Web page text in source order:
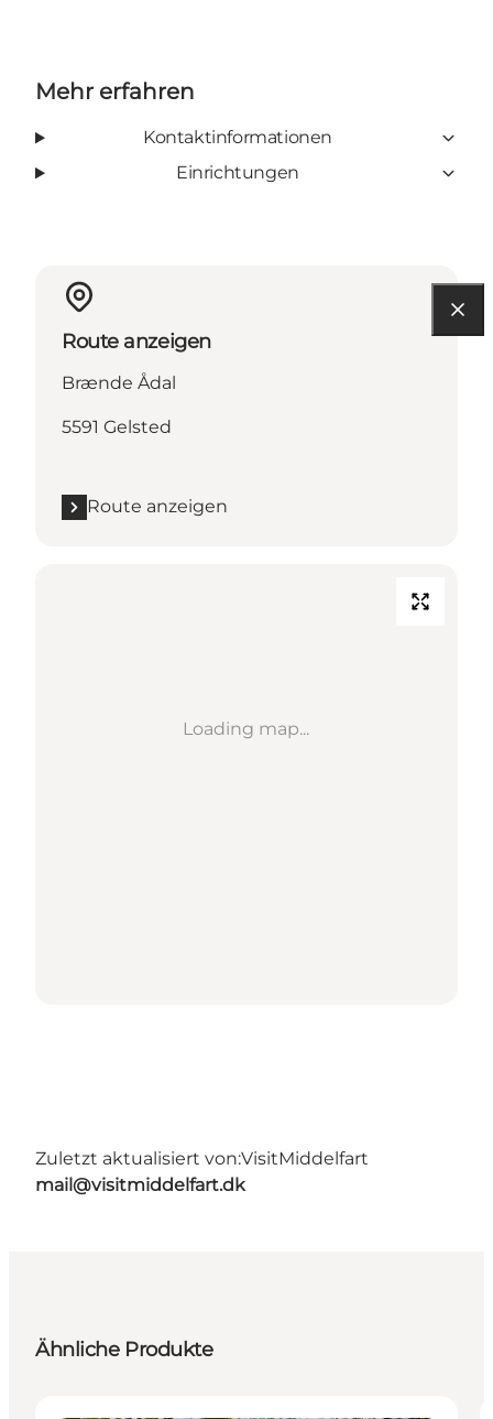
Mehr erfahren
Kontaktinformationen
Einrichtungen
Route anzeigen
Brænde Ådal
5591 Gelsted
Route anzeigen
Loading map...
Zuletzt aktualisiert von:VisitMiddelfart
mail@visitmiddelfart.dk
Ähnliche Produkte